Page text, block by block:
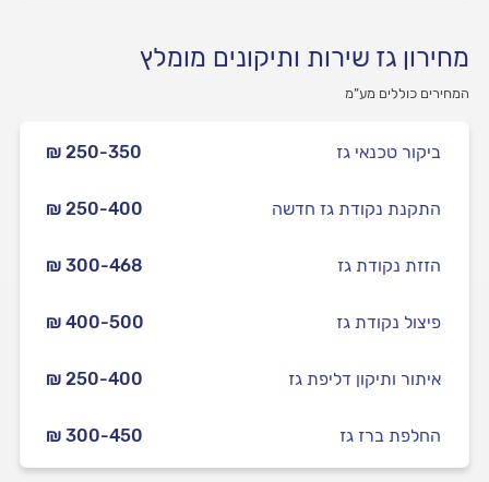
מחירון גז שירות ותיקונים מומלץ
המחירים כוללים מע”מ
₪ 250-350 ביקור טכנאי גז
₪ 250-400 התקנת נקודת גז חדשה
₪ 300-468 הזזת נקודת גז
₪ 400-500 פיצול נקודת גז
₪ 250-400 איתור ותיקון דליפת גז
₪ 300-450 החלפת ברז גז